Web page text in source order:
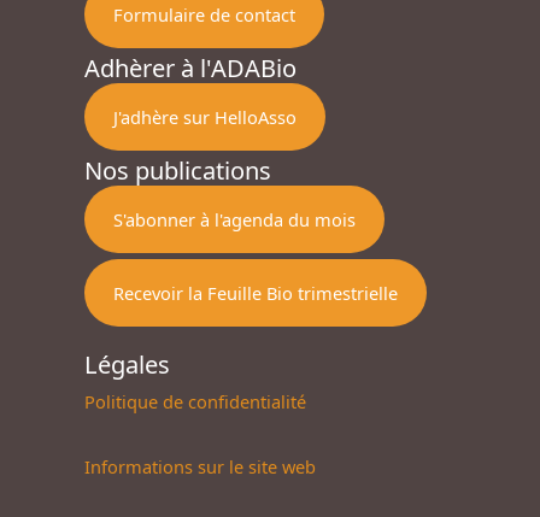
Formulaire de contact
Adhèrer à l'ADABio
J'adhère sur HelloAsso
Nos publications
S'abonner à l'agenda du mois
Recevoir la Feuille Bio trimestrielle
Légales
Politique de confidentialité
Informations sur le site web